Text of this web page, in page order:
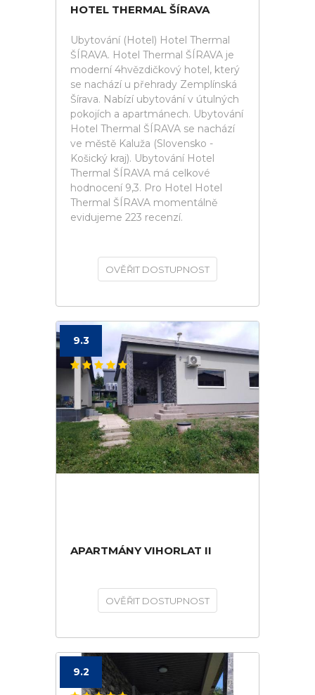
HOTEL THERMAL ŠÍRAVA
Ubytování (Hotel) Hotel Thermal
ŠÍRAVA. Hotel Thermal ŠÍRAVA je
moderní 4hvězdičkový hotel, který
se nachází u přehrady Zemplínská
Šírava. Nabízí ubytování v útulných
pokojích a apartmánech. Ubytování
Hotel Thermal ŠÍRAVA se nachází
ve městě Kaluža (Slovensko -
Košický kraj). Ubytování Hotel
Thermal ŠÍRAVA má celkové
hodnocení 9,3. Pro Hotel Hotel
Thermal ŠÍRAVA momentálně
evidujeme 223 recenzí.
OVĚŘIT DOSTUPNOST
9.3
APARTMÁNY VIHORLAT II
OVĚŘIT DOSTUPNOST
9.2